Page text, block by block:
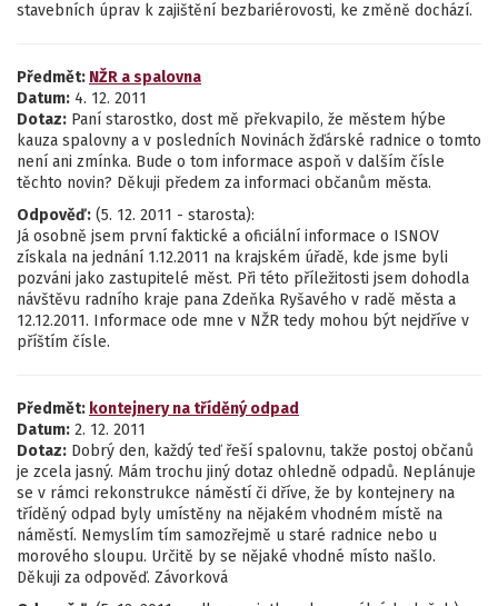
stavebních úprav k zajištění bezbariérovosti, ke změně dochází.
Předmět: NŽR a spalovna
Datum: 4. 12. 2011
Dotaz: Paní starostko, dost mě překvapilo, že městem hýbe
kauza spalovny a v posledních Novinách žďárské radnice o tomto
není ani zmínka. Bude o tom informace aspoň v dalším čísle
těchto novin? Děkuji předem za informaci občanům města.
Odpověď: (5. 12. 2011 - starosta):
Já osobně jsem první faktické a oficiální informace o ISNOV
získala na jednání 1.12.2011 na krajském úřadě, kde jsme byli
pozváni jako zastupitelé měst. Při této příležitosti jsem dohodla
návštěvu radního kraje pana Zdeňka Ryšavého v radě města a
12.12.2011. Informace ode mne v NŽR tedy mohou být nejdříve v
příštím čísle.
Předmět: kontejnery na tříděný odpad
Datum: 2. 12. 2011
Dotaz: Dobrý den, každý teď řeší spalovnu, takže postoj občanů
je zcela jasný. Mám trochu jiný dotaz ohledně odpadů. Neplánuje
se v rámci rekonstrukce náměstí či dříve, že by kontejnery na
tříděný odpad byly umístěny na nějakém vhodném místě na
náměstí. Nemyslím tím samozřejmě u staré radnice nebo u
morového sloupu. Určitě by se nějaké vhodné místo našlo.
Děkuji za odpověď. Závorková